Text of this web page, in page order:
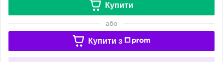
Купити
або
Купити з